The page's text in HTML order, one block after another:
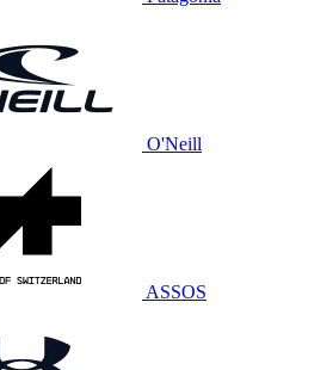
O'Neill
ASSOS